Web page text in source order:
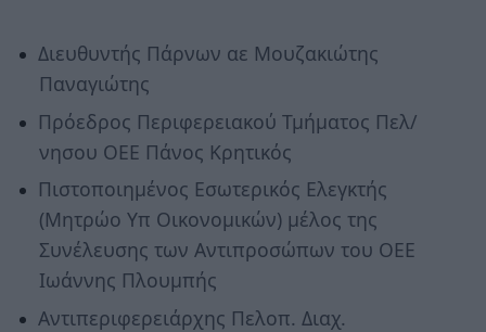
Διευθυντής Πάρνων αε Μουζακιώτης
Παναγιώτης
Πρόεδρος Περιφερειακού Τμήματος Πελ/
νησου ΟΕΕ Πάνος Κρητικός
Πιστοποιημένος Εσωτερικός Ελεγκτής
(Μητρώο Υπ Οικονομικών) μέλος της
Συνέλευσης των Αντιπροσώπων του ΟΕΕ
Ιωάννης Πλουμπής
Αντιπεριφερειάρχης Πελοπ. Διαχ.